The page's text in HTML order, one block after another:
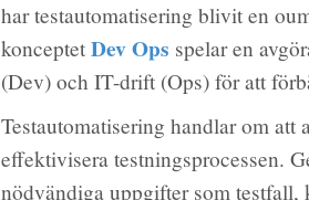
har testautomatisering blivit en
konceptet Dev Ops spelar en
(Dev) och IT-drift (Ops) för att
Testautomatisering handlar om att
effektivisera testningsprocessen.
nödvändiga uppgifter som testfall,